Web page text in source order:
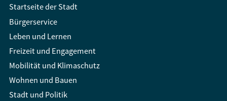
Startseite der Stadt
Bürgerservice
Leben und Lernen
Freizeit und Engagement
Mobilität und Klimaschutz
Wohnen und Bauen
Stadt und Politik